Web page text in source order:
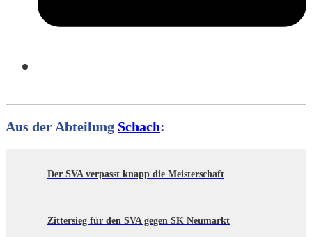
Aus der Abteilung Schach:
Der SVA verpasst knapp die Meisterschaft
Zittersieg für den SVA gegen SK Neumarkt